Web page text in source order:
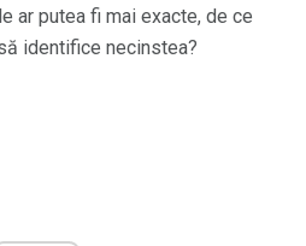
ar putea fi mai exacte, de ce
identifice necinstea?